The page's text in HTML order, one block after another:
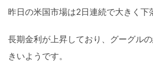
昨日の米国市場は2日連続で大きく下
長期金利が上昇しており、グーグル
きいようです。